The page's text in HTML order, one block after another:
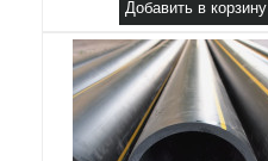
Добавить в корзину